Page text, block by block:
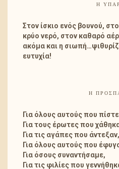
Η
Στον ίσκιο ενός βουνού,
κρύο νερό, στον καθαρό
ακόμα και η
ευτυχία!
Η
Για όλους αυτούς που
Για τους έρωτες που
Για τις αγάπες που άντεξαν,
Για όλους αυτούς που
Για όσους συναντήσαμε,
Για τις φιλίες που